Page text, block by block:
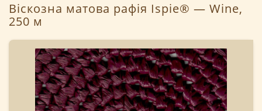
Віскозна матова рафія Ispie® — Wine,
250 м